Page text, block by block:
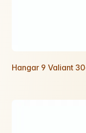
Hangar 9 Valiant